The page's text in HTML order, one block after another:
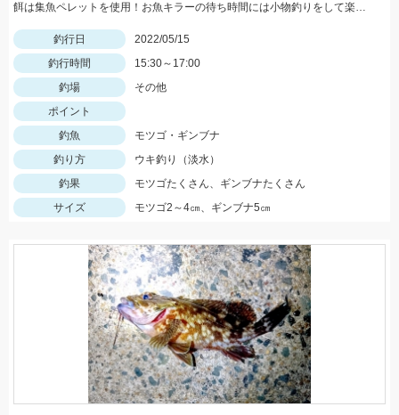
餌は集魚ペレットを使用！お魚キラーの待ち時間には小物釣りをして楽しみましょう！
釣行日
2022/05/15
釣行時間
15:30～17:00
釣場
その他
ポイント
釣魚
モツゴ・ギンブナ
釣り方
ウキ釣り（淡水）
釣果
モツゴたくさん、ギンブナたくさん
サイズ
モツゴ2～4㎝、ギンブナ5㎝